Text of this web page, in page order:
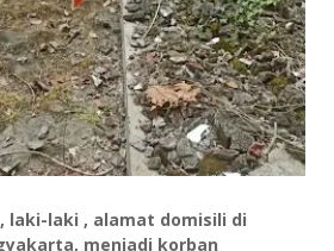
laki-laki , alamat domisili di
menjadi korban